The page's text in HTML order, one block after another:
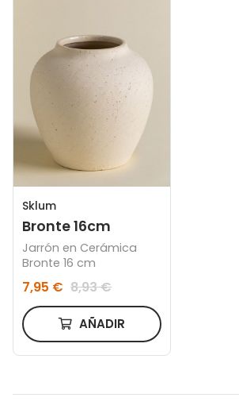
Sklum
Bronte 16cm
Jarrón en Cerámica
Bronte 16 cm
7,95 € 8,93 €
AÑADIR